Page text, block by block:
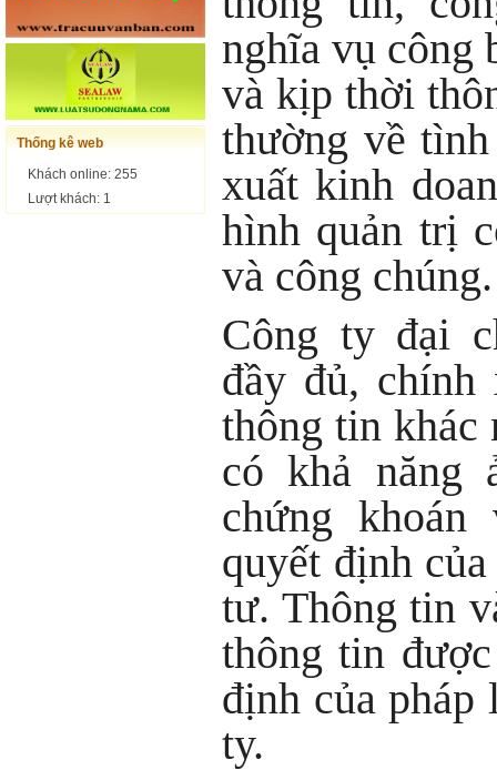
Thống kê web
Khách online: 255
Lượt khách: 1
nghĩa vụ công
và kịp thời
thường về
xuất kinh
hình quản trị
và công chúng.
Công ty đại
đầy đủ,
thông tin khác
có khả năng
chứng khoán
quyết định
tư. Thông tin
thông tin
định của
ty.